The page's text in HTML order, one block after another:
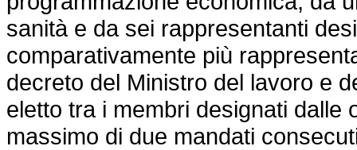
sanità e da sei rappresentanti
comparativamente più
decreto del Ministro del lavoro e
eletto tra i membri designati dalle
massimo di due mandati